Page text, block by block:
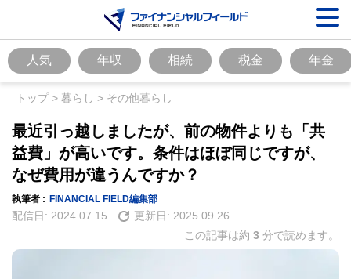
人気 年収 相続 税金 年金
トップ> 暮らし > その他暮らし
最近引っ越しましたが、前の物件よりも「共
益費」が高いです。条件はほぼ同じですが、
なぜ費用が違うんですか？
執筆者 : FINANCIAL FIELD編集部
配信日: 2024.07.15 更新日: 2025.09.26
この記事は約 3 分で読めます。